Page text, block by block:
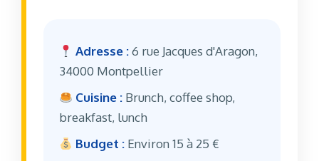
Adresse :6 rue Jacques d'Aragon,
34000 Montpellier
Cuisine : Brunch, coffee shop,
breakfast, lunch
Budget : Environ 15 à 25 €